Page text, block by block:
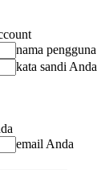
nama pengguna
kata sandi Anda
email Anda